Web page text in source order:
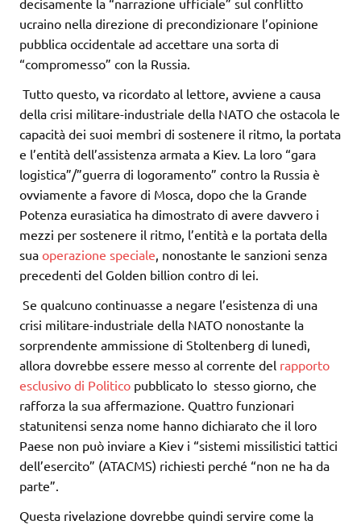
ucraino nella direzione di precondizionare l’opinione
pubblica occidentale ad accettare una sorta di
“compromesso” con la Russia.
Tutto questo, va ricordato al lettore, avviene a causa
della crisi militare-industriale della NATO che ostacola le
capacità dei suoi membri di sostenere il ritmo, la portata
e l’entità dell’assistenza armata a Kiev. La loro “gara
logistica”/”guerra di logoramento” contro la Russia è
ovviamente a favore di Mosca, dopo che la Grande
Potenza eurasiatica ha dimostrato di avere davvero i
mezzi per sostenere il ritmo, l’entità e la portata della
sua operazione speciale , nonostante le sanzioni senza
precedenti del Golden billion contro di lei.
Se qualcuno continuasse a negare l’esistenza di una
crisi militare-industriale della NATO nonostante la
sorprendente ammissione di Stoltenberg di lunedì,
allora dovrebbe essere messo al corrente del rapporto
esclusivo di Politico pubblicato lo stesso giorno, che
rafforza la sua affermazione. Quattro funzionari
statunitensi senza nome hanno dichiarato che il loro
Paese non può inviare a Kiev i “sistemi missilistici tattici
dell’esercito” (ATACMS) richiesti perché “non ne ha da
parte”.
Questa rivelazione dovrebbe quindi servire come la